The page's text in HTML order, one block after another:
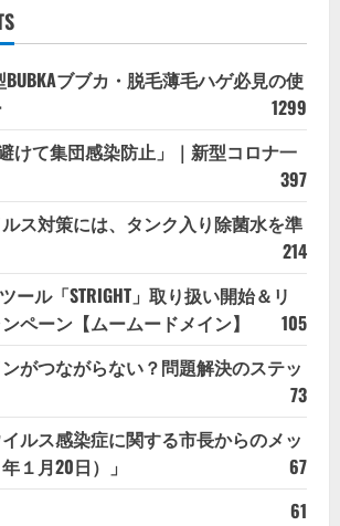
ブブカ・脱毛薄毛ハゲ必見の使
1299
けて集団感染防止」｜新型コロナ一
397
ス対策には、タンク入り除菌水を準
214
ール「STRIGHT」取り扱い開始＆リ
ペーン【ムームードメイン】
105
がつながらない？問題解決のステッ
73
イルス感染症に関する市長からのメッ
１月20日）」
67
61